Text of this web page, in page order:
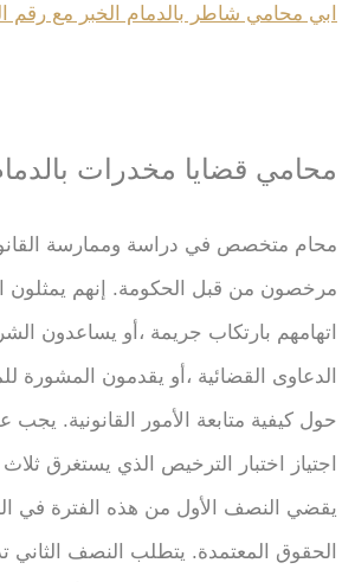
ابي محامي شاطر بالدمام الخبر مع رقم
محامي قضايا مخدرات
محام متخصص في دراسة وممارسة
مرخصون من قبل الحكومة. إنهم يمثلون
اتهامهم بارتكاب جريمة ،أو يساعدون
الدعاوى القضائية ،أو يقدمون المشورة
حول كيفية متابعة الأمور القانونية.
اجتياز اختبار الترخيص الذي يستغرق
يقضي النصف الأول من هذه الفترة في
الحقوق المعتمدة. يتطلب النصف الثاني